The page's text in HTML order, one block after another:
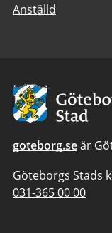
Anställd
Avsändare:
Göteborgs
Stad
goteborg.seär
Göteborgs Stads
Telefonnummer
031-365 00 00